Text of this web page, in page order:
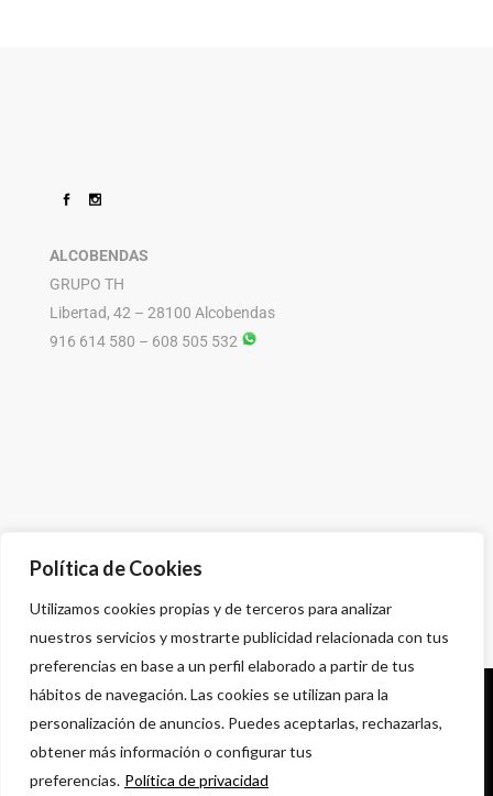
Política de Cookies
Utilizamos cookies propias y de terceros para analizar
nuestros servicios y mostrarte publicidad relacionada con tus
preferencias en base a un perfil elaborado a partir de tus
hábitos de navegación. Las cookies se utilizan para la
personalización de anuncios. Puedes aceptarlas, rechazarlas,
obtener más información o configurar tus
preferencias. Política de privacidad
ALCOBENDAS
GRUPO TH
Libertad, 42 – 28100 Alcobendas
916 614 580 – 608 505 532
Política de privacidad
Condiciones comerciales